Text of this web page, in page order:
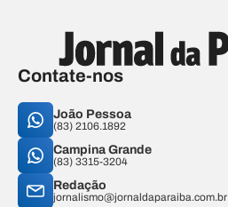
Contate-nos
João Pessoa
(83) 2106.1892
Campina Grande
(83) 3315-3204
Redação
jornalismo@jornaldaparaiba.com.br